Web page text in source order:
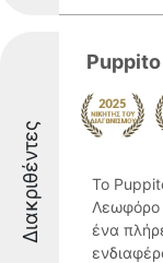
Διακριθέντες
Puppito
Το
Λεωφόρο
ένα